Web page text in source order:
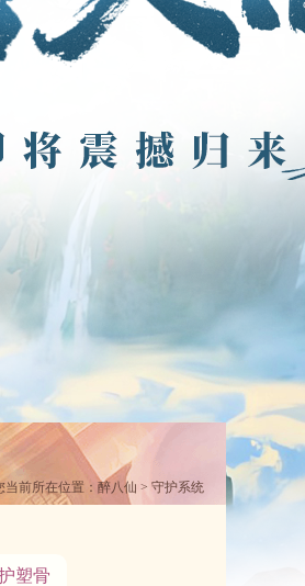
当前所在位置： 醉八仙 > 守护系统
塑骨